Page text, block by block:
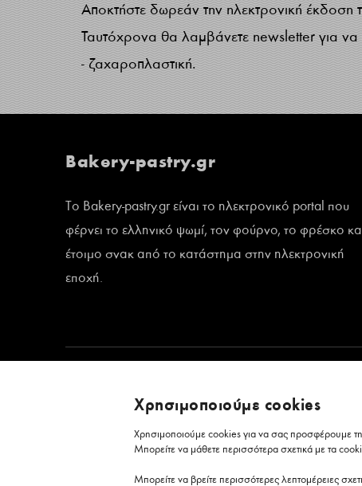
Αποκτήστε δωρεάν την ηλεκτρονική
Ταυτόχρονα θα λαμβάνετε newsletter για να
- ζαχαροπλαστική.
Bakery-pastry.gr
Το Bakery-pastry.gr είναι το ηλεκτρονικό portal που
φέρνει το ελληνικό ψωμί, τον φούρνο, το φρέσκο
έτοιμο σνακ από το κατάστημα στην ηλεκτρονική
εποχή.
Χρησιμοποιούμε cookies
Χρησιμοποιούμε cookies για να σας προσφέρουμε
Μπορείτε να μάθετε περισσότερα σχετικά με τα
Μπορείτε να βρείτε περισσότερες λεπτομέρειες